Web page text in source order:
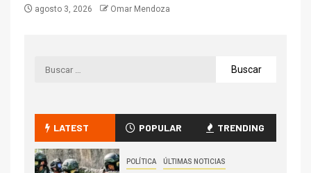
agosto 3, 2026 Omar Mendoza
LATEST POPULAR TRENDING
POLÍTICA ÚLTIMAS NOTICIAS